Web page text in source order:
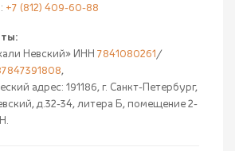
+7 (812) 409-60-88
Невский» ИНН 7841080261/
,
адрес: 191186, г. Санкт-Петербург,
д.32-34, литера Б, помещение 2-